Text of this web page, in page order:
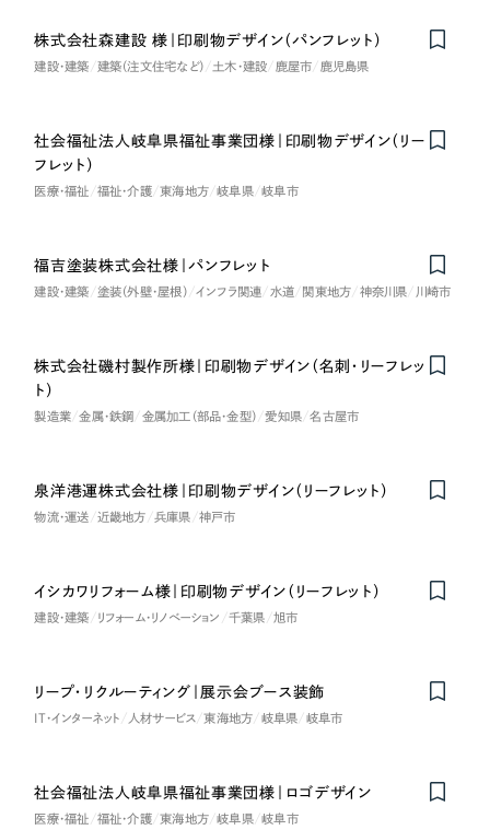
オレンジ・橙色
グリーン・緑色
パープル・紫色
株式会社森建設 様｜印刷物デザイン（パンフレット）
建設・建築 建築（注文住宅など） 土木・建設 鹿屋市 鹿児島県
社会福祉法人岐阜県福祉事業団様｜印刷物デザイン（リー
フレット）
医療・福祉 福祉・介護 東海地方 岐阜県 岐阜市
福吉塗装株式会社様｜パンフレット
建設・建築 塗装（外壁・屋根） インフラ関連 水道 関東地方 神奈川県 川崎市
株式会社磯村製作所様｜印刷物デザイン（名刺・リーフレッ
ト）
製造業 金属・鉄鋼 金属加工（部品・金型） 愛知県 名古屋市
泉洋港運株式会社様｜印刷物デザイン（リーフレット）
物流・運送 近畿地方 兵庫県 神戸市
イシカワリフォーム様｜印刷物デザイン（リーフレット）
建設・建築 リフォーム・リノベーション 千葉県 旭市
リープ・リクルーティング｜展示会ブース装飾
IT・インターネット 人材サービス 東海地方 岐阜県 岐阜市
社会福祉法人岐阜県福祉事業団様｜ロゴデザイン
医療・福祉 福祉・介護 東海地方 岐阜県 岐阜市